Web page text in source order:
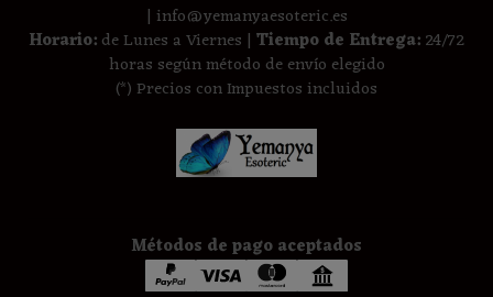
| info@yemanyaesoteric.es
Horario:de Lunes a Viernes | Tiempo de Entrega:24/72
horas según método de envío elegido
(*) Precios con Impuestos incluidos
Métodos de pago aceptados